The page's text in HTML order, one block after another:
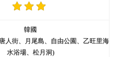
韓國
人街、月尾島、自由公園、乙旺里海
水浴場、松月洞)